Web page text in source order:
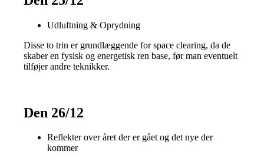
Udluftning & Oprydning
Disse to trin er grundlæggende for space clearing, da de
skaber en fysisk og energetisk ren base, før man eventuelt
tilføjer andre teknikker.
Den 26/12
Reflekter over året der er gået og det nye der
kommer